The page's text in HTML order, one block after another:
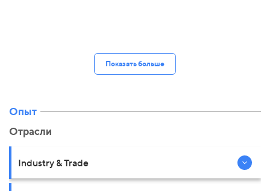
Показать больше
Опыт
Отрасли
Industry & Trade